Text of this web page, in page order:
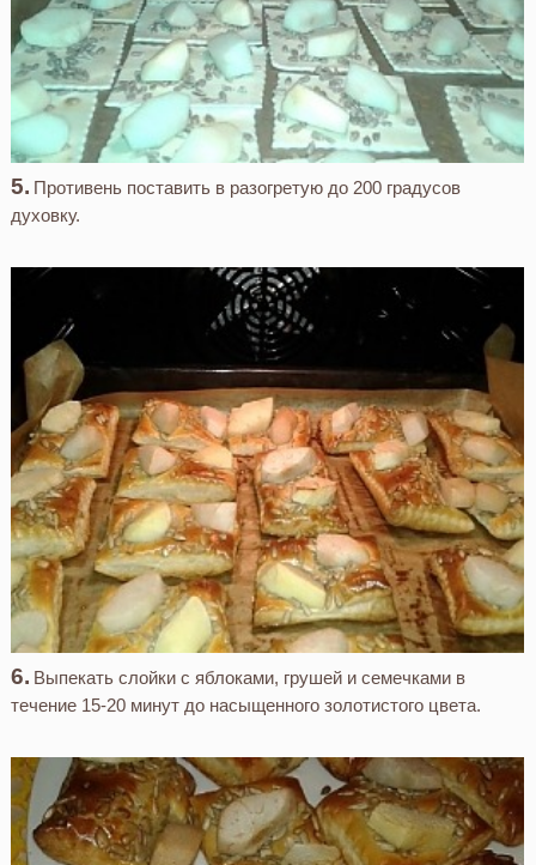
Противень поставить в разогретую до 200 градусов
духовку.
Выпекать слойки с яблоками, грушей и семечками в
течение 15-20 минут до насыщенного золотистого цвета.